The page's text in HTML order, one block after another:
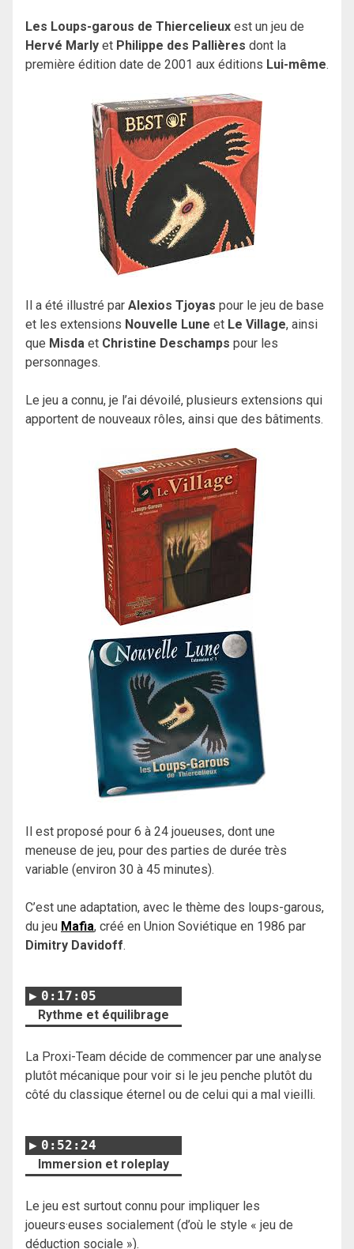
Les Loups-garous de Thiercelieux est un jeu de
Hervé Marly et Philippe des Pallières dont la
première édition date de 2001 aux éditions Lui-même.
Il a été illustré par Alexios Tjoyas pour le jeu de base
et les extensions Nouvelle Lune et Le Village, ainsi
que Misda et Christine Deschamps pour les
personnages.
Le jeu a connu, je l’ai dévoilé, plusieurs extensions qui
apportent de nouveaux rôles, ainsi que des bâtiments.
Il est proposé pour 6 à 24 joueuses, dont une
meneuse de jeu, pour des parties de durée très
variable (environ 30 à 45 minutes).
C’est une adaptation, avec le thème des loups-garous,
du jeu Mafia, créé en Union Soviétique en 1986 par
Dimitry Davidoff.
0:17:05
Rythme et équilibrage
La Proxi-Team décide de commencer par une analyse
plutôt mécanique pour voir si le jeu penche plutôt du
côté du classique éternel ou de celui qui a mal vieilli.
0:52:24
Immersion et roleplay
Le jeu est surtout connu pour impliquer les
joueurs·euses socialement (d’où le style « jeu de
déduction sociale »).